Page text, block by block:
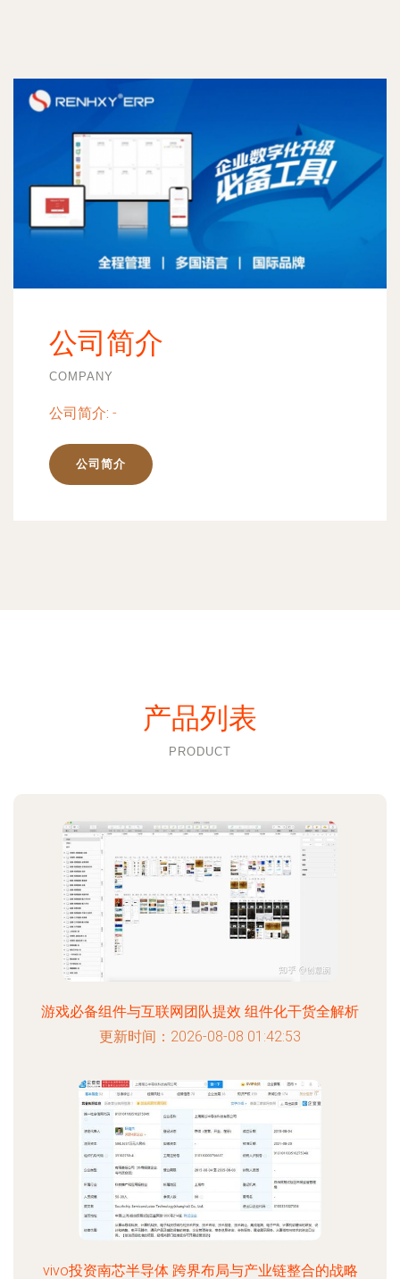
公司简介
COMPANY
公司简介: -
公司简介
产品列表
PRODUCT
游戏必备组件与互联网团队提效 组件化干货全解析
更新时间：2026-08-08 01:42:53
vivo投资南芯半导体 跨界布局与产业链整合的战略